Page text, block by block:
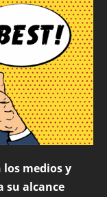
medios y
su alcance